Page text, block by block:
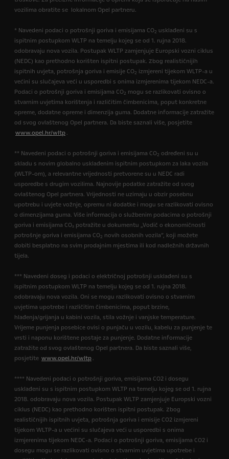
vozilima obratite se lokalnom Opel partneru.
* Navedeni podaci o potrošnji goriva i emisijama CO2 usklađeni su s
ispitnim postupkom WLTP na temelju kojeg se od 1. rujna 2018.
odobravaju nova vozila. Postupak WLTP zamjenjuje Europski vozni ciklus
(NEDC) kao prethodno korišten ispitni postupak. Zbog realističnijih
ispitnih uvjeta, potrošnja goriva i emisije CO2 izmjereni tijekom WLTP-a u
većini su slučajeva veći u usporedbi s onima izmjerenima tijekom NEDC-a.
Podaci o potrošnji goriva i emisijama CO2 mogu se razlikovati ovisno o
stvarnim uvjetima korištenja i različitim čimbenicima, poput konkretne
opreme, dodatne opreme i dimenzija guma. Dodatne informacije zatražite
od svog ovlaštenog Opel partnera. Da biste saznali više, posjetite
www.opel.hr/wltp .
** Navedeni podaci o potrošnji goriva i emisijama CO2 određeni su u
skladu s novim globalno usklađenim ispitnim postupkom za laka vozila
(WLTP-om), a relevantne vrijednosti pretvorene su u NEDC radi
usporedbe s drugim vozilima. Najnovije podatke zatražite od svog
ovlaštenog Opel partnera. Vrijednosti ne uzimaju u obzir posebnu
upotrebu i uvjete vožnje, opremu ni dodatke i mogu se razlikovati ovisno
o dimenzijama guma. Više informacija o službenim podacima o potrošnji
goriva i emisijama CO₂ potražite u dokumentu „Vodič o ekonomičnosti
potrošnje goriva i emisijama CO2 novih osobnih vozila”, koji možete
dobiti besplatno na svim prodajnim mjestima ili kod nadležnih državnih
tijela.
*** Navedeni doseg i podaci o električnoj potrošnji usklađeni su s
ispitnim postupkom WLTP na temelju kojeg se od 1. rujna 2018.
odobravaju nova vozila. Oni se mogu razlikovati ovisno o stvarnim
uvjetima upotrebe i različitim čimbenicima, poput brzine,
hlađenja/grijanja u kabini vozila, stila vožnje i vanjske temperature.
Vrijeme punjenja posebice ovisi o punjaču u vozilu, kabelu za punjenje te
vrsti i naponu korištene postaje za punjenje. Dodatne informacije
zatražite od svog ovlaštenog Opel partnera. Da biste saznali više,
posjetite www.opel.hr/wltp .
**** Navedeni podaci o potrošnji goriva, emisijama CO2 i dosegu
usklađeni su s ispitnim postupkom WLTP na temelju kojeg se od 1. rujna
2018. odobravaju nova vozila. Postupak WLTP zamjenjuje Europski vozni
ciklus (NEDC) kao prethodno korišten ispitni postupak. Zbog
realističnijih ispitnih uvjeta, potrošnja goriva i emisije CO2 izmjereni
tijekom WLTP-a u većini su slučajeva veći u usporedbi s onima
izmjerenima tijekom NEDC-a. Podaci o potrošnji goriva, emisijama CO2 i
dosegu mogu se razlikovati ovisno o stvarnim uvjetima upotrebe i